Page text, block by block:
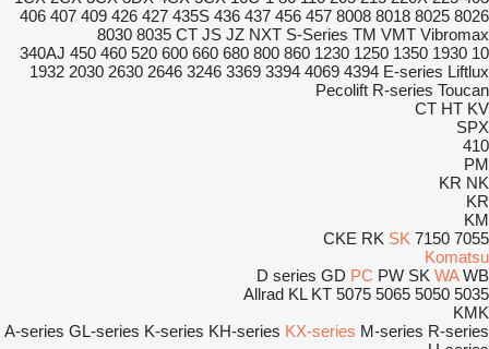
406 407 409 426 427 435S 436 437 456 457 8008 8018 8025 8026
8030 8035 CT JS JZ NXT S-Series TM VMT Vibromax
10
340AJ 450 460 520 600 660 680 800 860 1230 1250 1350 1930
1932 2030 2630 2646 3246 3369 3394 4069 4394 E-series Liftlux
Pecolift R-series Toucan
CT HT KV
SPX
410
PM
KR NK
KR
KM
7055
7150
CKE RK SK
Komatsu
D series GD PC PW SK WA WB
5035
5050
5065
5075
Allrad KL KT
KMK
A-series GL-series K-series KH-series KX-series M-series R-series